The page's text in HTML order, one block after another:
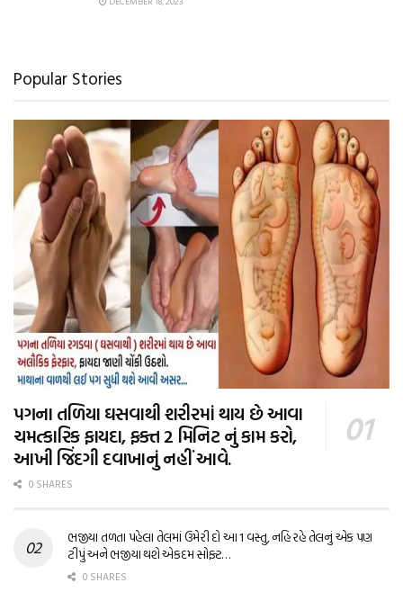
Popular Stories
પગના તળિયા ઘસવાથી શરીરમાં થાય છે આવા
ચમત્કારિક ફાયદા, ફક્ત 2 મિનિટ નું કામ કરો,
આખી જિંદગી દવાખાનું નહીં આવે.
0 SHARES
ભજીયા તળતા પહેલા તેલમાં ઉમેરી દો આ 1 વસ્તુ, નહિ રહે તેલનું એક પણ
ટીપું અને ભજીયા થશે એકદમ સોફ્ટ…
0 SHARES